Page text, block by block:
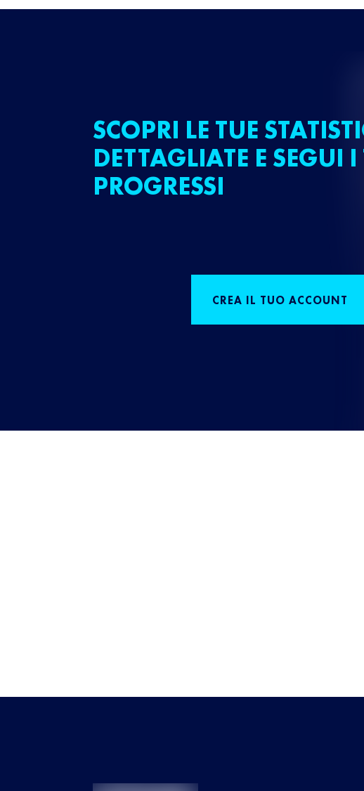
SCOPRI LE TUE
DETTAGLIATE E SEGUI
PROGRESSI
CREA IL TUO ACCOUNT